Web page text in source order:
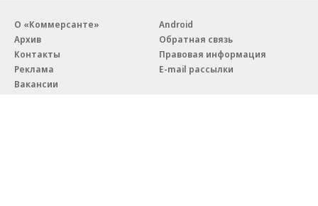
О «Коммерсанте»
Архив
Контакты
Реклама
Вакансии
Android
Обратная связь
Правовая информация
E-mail рассылки